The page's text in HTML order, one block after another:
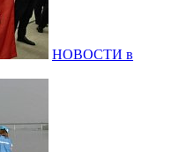
НОВОСТИ в